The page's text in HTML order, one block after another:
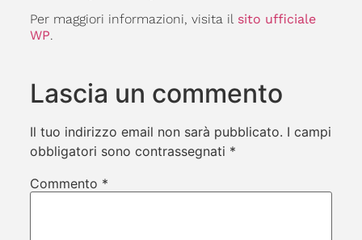
Per maggiori informazioni, visita il sito ufficiale
WP.
Lascia un commento
Il tuo indirizzo email non sarà pubblicato. I campi
obbligatori sono contrassegnati *
Commento *